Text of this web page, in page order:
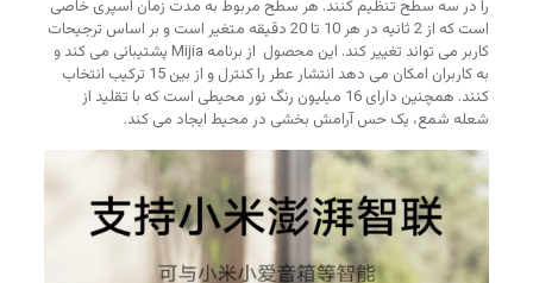
را در سه سطح تنظیم کنند. هر سطح مربوط به مدت زمان اسپری خاصی
است که از 2 ثانیه در هر 10 تا 20 دقیقه متغیر است و بر اساس ترجیحات
کاربر می تواند تغییر کند. این محصول از برنامه Mijia پشتیبانی می کند و
به کاربران امکان می دهد انتشار عطر را کنترل و از بین 15 ترکیب انتخاب
کنند. همچنین دارای 16 میلیون رنگ نور محیطی است که با تقلید از
شعله شمع، یک حس آرامش بخشی در محیط ایجاد می کند.